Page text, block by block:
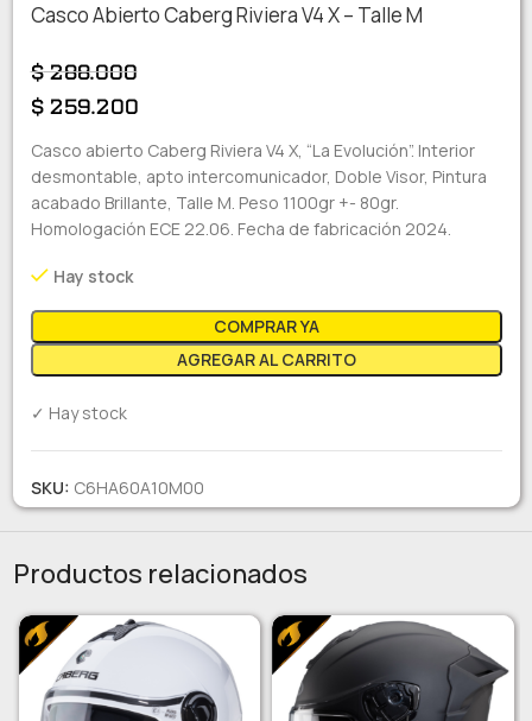
Casco Abierto Caberg Riviera V4 X – Talle M
$288.000
$259.200
Casco abierto Caberg Riviera V4 X, “La Evolución”. Interior
desmontable, apto intercomunicador, Doble Visor, Pintura
acabado Brillante, Talle M. Peso 1100gr +- 80gr.
Homologación ECE 22.06. Fecha de fabricación 2024.
Hay stock
AGREGAR AL CARRITO
COMPRAR YA
✓ Hay stock
SKU: C6HA60A10M00
Productos relacionados